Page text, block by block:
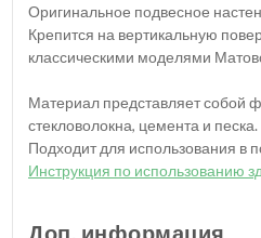
Оригинальное подвесное
Крепится на вертикальную
классическими моделями
Материал представляет собой
стекловолокна, цемента и
Подходит для использования в
Инструкция по использованию
Доп. информация